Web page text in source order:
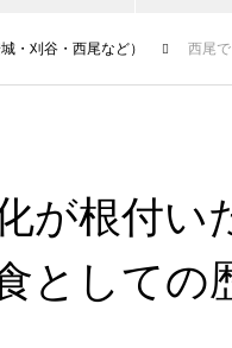
・刈谷・西尾など） 西尾
が根付い
としての